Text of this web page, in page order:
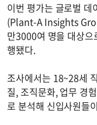
이번 평가는 글로벌
(Plant-A Insights
만3000여 명을 대상으
행됐다.
조사에서는 18~28세
질, 조직문화, 업무 경
로 분석해 신입사원들